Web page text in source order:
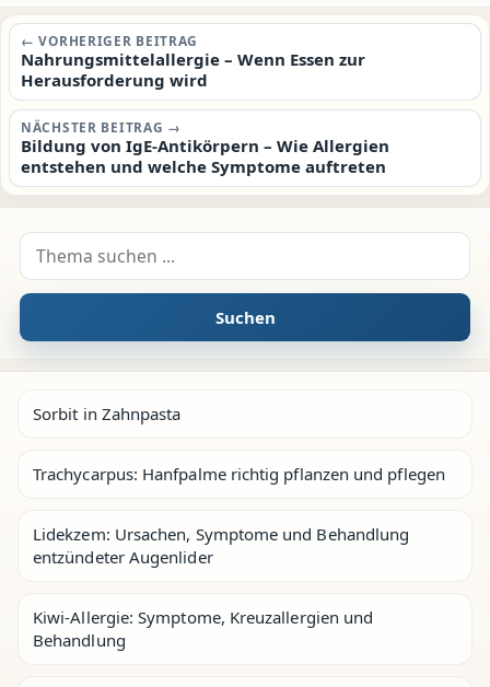
Beitragsnavigation
← VORHERIGER BEITRAG
Nahrungsmittelallergie – Wenn Essen zur
Herausforderung wird
NÄCHSTER BEITRAG →
Bildung von IgE-Antikörpern – Wie Allergien
entstehen und welche Symptome auftreten
Suche nach:
Suchen
Sorbit in Zahnpasta
Trachycarpus: Hanfpalme richtig pflanzen und pflegen
Lidekzem: Ursachen, Symptome und Behandlung
entzündeter Augenlider
Kiwi-Allergie: Symptome, Kreuzallergien und
Behandlung